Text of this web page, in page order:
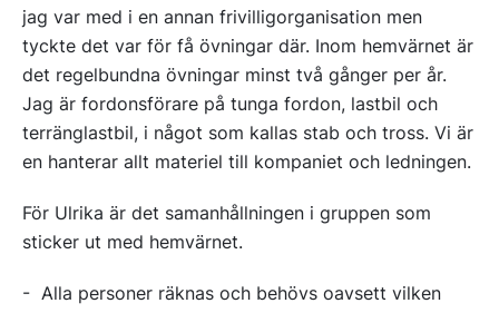
jag var med i en annan frivilligorganisation men
tyckte det var för få övningar där. Inom hemvärnet är
det regelbundna övningar minst två gånger per år.
Jag är fordonsförare på tunga fordon, lastbil och
terränglastbil, i något som kallas stab och tross. Vi är
en hanterar allt materiel till kompaniet och ledningen.
För Ulrika är det samanhållningen i gruppen som
sticker ut med hemvärnet.
- Alla personer räknas och behövs oavsett vilken